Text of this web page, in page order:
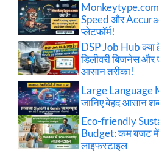
Monkeytype.com
Speed और
प्लेटफॉर्म!
DSP Job Hub
डिलीवरी बिजनेस
आसान तरीका!
Large Language
जानिए बेहद आसान
Eco-friendly
Budget: कम बजट
लाइफस्टाइल